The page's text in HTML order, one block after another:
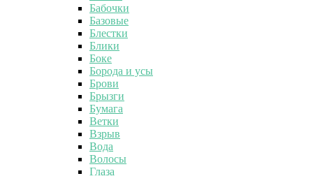
Бабочки
Базовые
Блестки
Блики
Боке
Борода и усы
Брови
Брызги
Бумага
Ветки
Взрыв
Вода
Волосы
Глаза